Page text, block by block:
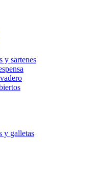
y sartenes
y galletas